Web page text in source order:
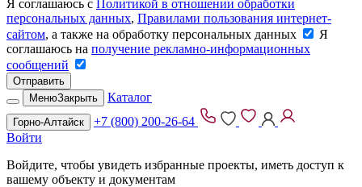
Я соглашаюсь с Политикой в отношении обработки
персональных данных, Правилами пользования интернет-
сайтом, а также на обработку персональных данных
Я
соглашаюсь на получение рекламно-информационных
сообщений
Отправить
МенюЗакрыть Каталог
Горно-Алтайск
+7 (800) 200-26-64
Войти
Войдите, чтобы увидеть избранные проекты, иметь доступ к
вашему объекту и документам